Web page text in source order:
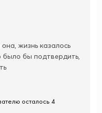
жизнь казалось
было бы подтвердить,
осталось 4